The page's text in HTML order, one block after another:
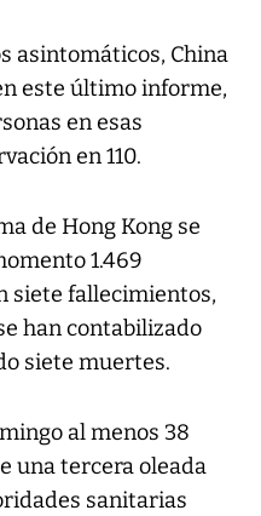
asintomáticos, China
este último informe,
en esas
en 110.
de Hong Kong se
1.469
siete fallecimientos,
han contabilizado
siete muertes.
al menos 38
una tercera oleada
sanitarias